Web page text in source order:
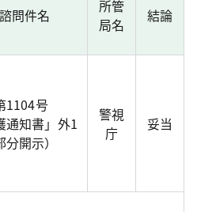
諮問件名
所管
局名
結論
1104号
通知書」外1
開示）
警視
庁
妥当